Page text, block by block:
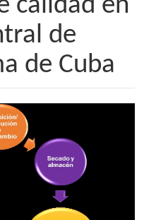
calidad en
de
de Cuba